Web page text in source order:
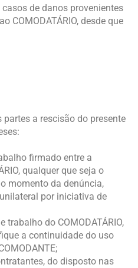
casos de danos provenientes
COMODATÁRIO, desde que
partes a rescisão do presente
firmado entre a
qualquer que seja o
momento da denúncia,
por iniciativa de
do COMODATÁRIO,
a continuidade do uso
do disposto nas